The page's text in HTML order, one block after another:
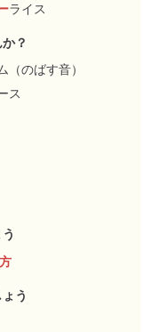
ライス
？
ム（のばす音）
ス
う